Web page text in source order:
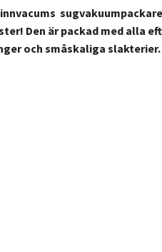
Den är packad med
och småskaliga slakterier.